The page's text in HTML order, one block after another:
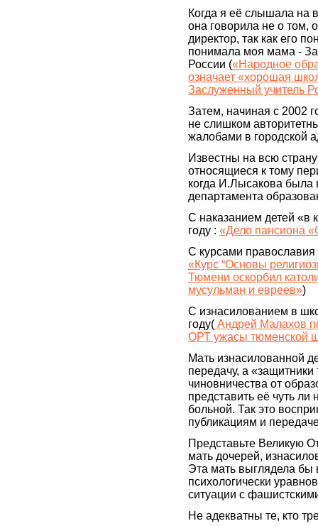
Когда я её слышала на
она говорила не о том,
директор, так как его
понимала моя мама -
России («Народное
означает «хорошая
Заслуженный учитель
Затем, начиная с 2002
не слишком
жалобами в городской
Известны на всю
относящиеся к тому
когда И.Лысакова была
департамента
С наказанием детей «в
году : «Дело пансиона
С курсами
«Курс “Основы
Тюмени оскорбил
мусульман и евреев»)
С изнасилованием в
году( Андрей Малахов
ОРТ ужасы тюменской
Мать изнасилованной
передачу, а «защитники
чиновничества от
представить её чуть ли
больной. Так это
публикациям и
Представьте Великую
мать дочерей,
Эта мать выглядела бы
психологически
ситуации с
Не адекватны те, кто